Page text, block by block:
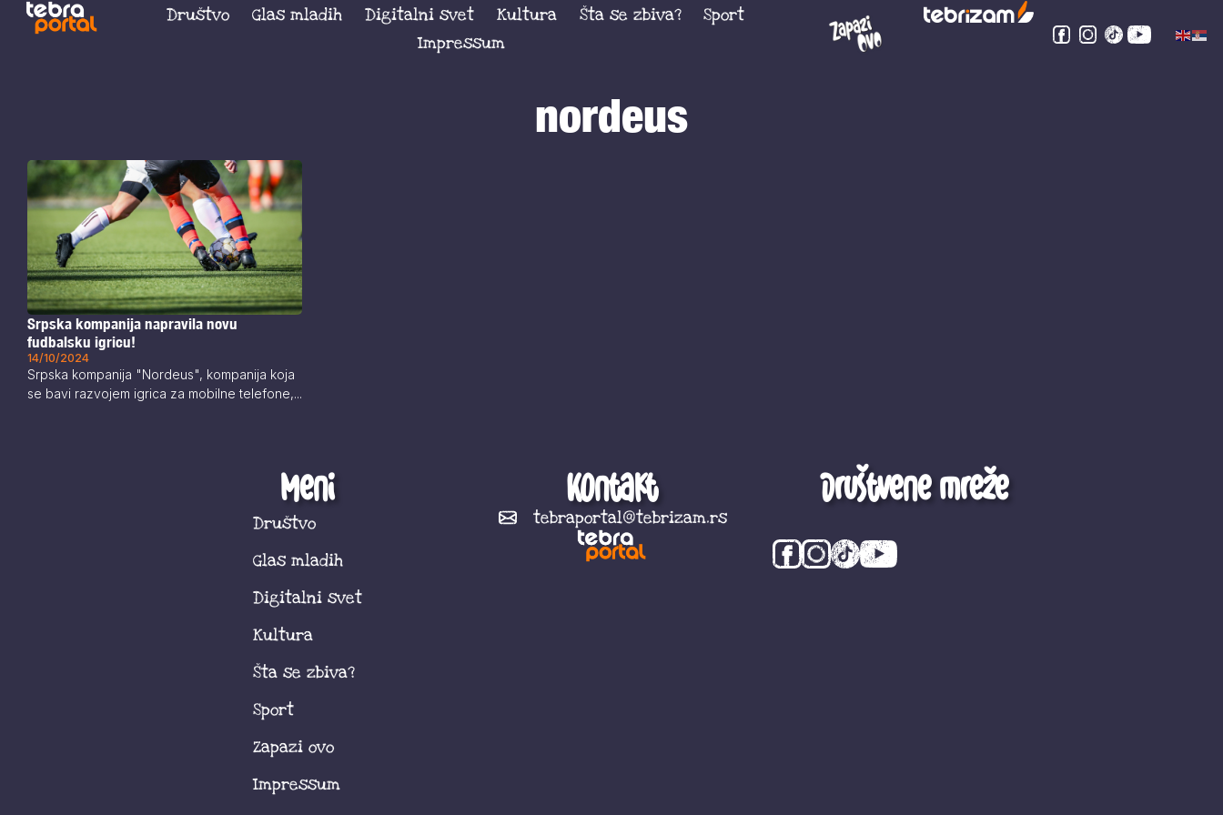
Društvo Glas mladih Digitalni svet Kultura Šta se zbiva?
Sport
Impressum
nordeus
Srpska kompanija napravila novu
fudbalsku igricu!
14/10/2024
Srpska kompanija "Nordeus", kompanija koja
se bavi razvojem igrica za mobilne telefone,...
Meni
Društvo
Glas mladih
Digitalni svet
Kultura
Šta se zbiva?
Sport
Zapazi ovo
Impressum
Kontakt
tebraportal@tebrizam.rs
Društvene mreže